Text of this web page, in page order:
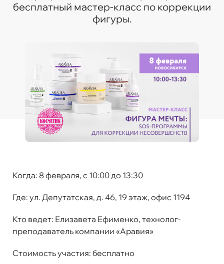
бесплатный мастер-класс по коррекции
фигуры.
Когда: 8 февраля, с 10:00 до 13:30
Где: ул. Депутатская, д. 46, 19 этаж, офис 1194
Кто ведет: Елизавета Ефименко, технолог-
преподаватель компании «Аравия»
Стоимость участия: бесплатно